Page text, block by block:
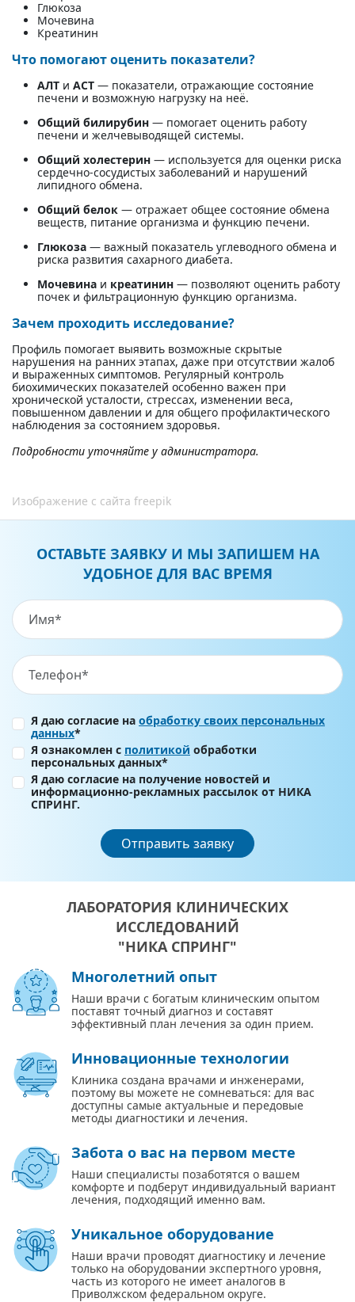
Глюкоза
Мочевина
Креатинин
Что помогают оценить показатели?
АЛТ и АСТ — показатели, отражающие состояние
печени и возможную нагрузку на неё.
Общий билирубин — помогает оценить работу
печени и желчевыводящей системы.
Общий холестерин — используется для оценки риска
сердечно-сосудистых заболеваний и нарушений
липидного обмена.
Общий белок — отражает общее состояние обмена
веществ, питание организма и функцию печени.
Глюкоза — важный показатель углеводного обмена и
риска развития сахарного диабета.
Мочевина и креатинин — позволяют оценить работу
почек и фильтрационную функцию организма.
Зачем проходить исследование?
Профиль помогает выявить возможные скрытые
нарушения на ранних этапах, даже при отсутствии жалоб
и выраженных симптомов. Регулярный контроль
биохимических показателей особенно важен при
хронической усталости, стрессах, изменении веса,
повышенном давлении и для общего профилактического
наблюдения за состоянием здоровья.
Подробности уточняйте у администратора.
Изображение с сайта freepik
ОСТАВЬТЕ ЗАЯВКУ И МЫ ЗАПИШЕМ НА
УДОБНОЕ ДЛЯ ВАС ВРЕМЯ
Я даю согласие на обработку своих персональных
данных*
Я ознакомлен с политикой обработки
персональных данных*
Я даю согласие на получение новостей и
информационно-рекламных рассылок от НИКА
СПРИНГ.
Отправить заявку
ЛАБОРАТОРИЯ КЛИНИЧЕСКИХ
ИССЛЕДОВАНИЙ
"НИКА СПРИНГ"
Многолетний опыт
Наши врачи с богатым клиническим опытом
поставят точный диагноз и составят
эффективный план лечения за один прием.
Инновационные технологии
Клиника создана врачами и инженерами,
поэтому вы можете не сомневаться: для вас
доступны самые актуальные и передовые
методы диагностики и лечения.
Забота о вас на первом месте
Наши специалисты позаботятся о вашем
комфорте и подберут индивидуальный вариант
лечения, подходящий именно вам.
Уникальное оборудование
Наши врачи проводят диагностику и лечение
только на оборудовании экспертного уровня,
часть из которого не имеет аналогов в
Приволжском федеральном округе.